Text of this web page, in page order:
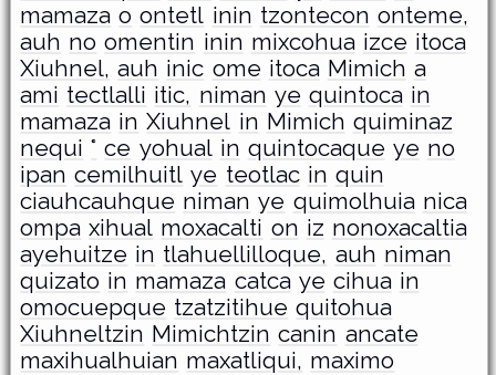
mamaza o ontetl inin tzontecon onteme,
auh no omentin inin mixcohua izce itoca
Xiuhnel, auh inic ome itoca Mimich a
ami tectlalli itic, niman ye quintoca in
mamaza in Xiuhnel in Mimich quiminaz
nequi ° ce yohual in quintocaque ye no
ipan cemilhuitl ye teotlac in quin
ciauhcauhque niman ye quimolhuia nica
ompa xihual moxacalti on iz nonoxacaltia
ayehuitze in tlahuellilloque, auh niman
quizato in mamaza catca ye cihua in
omocuepque tzatzitihue quitohua
Xiuhneltzin Mimichtzin canin ancate
maxihualhuian maxatliqui, maximo